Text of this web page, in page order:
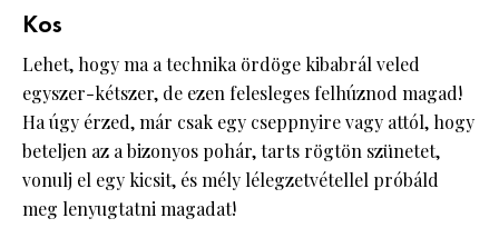
Kos
Lehet, hogy ma a technika ördöge kibabrál veled
egyszer-kétszer, de ezen felesleges felhúznod magad!
Ha úgy érzed, már csak egy cseppnyire vagy attól, hogy
beteljen az a bizonyos pohár, tarts rögtön szünetet,
vonulj el egy kicsit, és mély lélegzetvétellel próbáld
meg lenyugtatni magadat!